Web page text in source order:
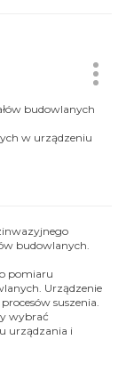
budowlanych
w urządzeniu
budowlanych.
pomiaru
Urządzenie
suszenia.
wybrać
urządzania i